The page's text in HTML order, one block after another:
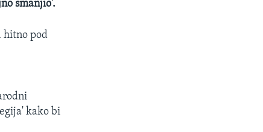
smanjio'.
hitno pod
kako bi